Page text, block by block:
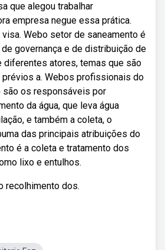
que alegou trabalhar
empresa negue essa prática.
Webo setor de saneamento é
governança e de distribuição de
diferentes atores, temas que são
a. Webos profissionais do
são os responsáveis por
da água, que leva água
e também a coleta, o
das principais atribuições do
é a coleta e tratamento dos
lixo e entulhos.
recolhimento dos.